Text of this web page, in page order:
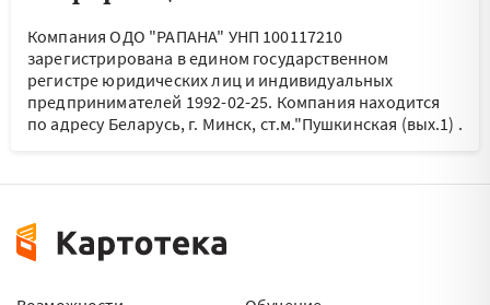
Компания ОДО "РАПАНА" УНП 100117210
зарегистрирована в едином государственном
регистре юридических лиц и индивидуальных
предпринимателей 1992-02-25. Компания находится
по адресу Беларусь, г. Минск, ст.м."Пушкинская (вых.1) .